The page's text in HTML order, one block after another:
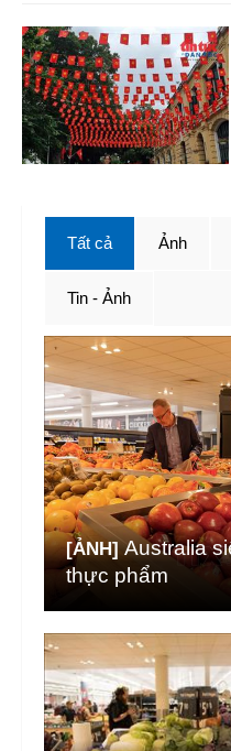
Tất cả
[ẢNH] Australia
thực phẩm
Ảnh
Tin - Ảnh